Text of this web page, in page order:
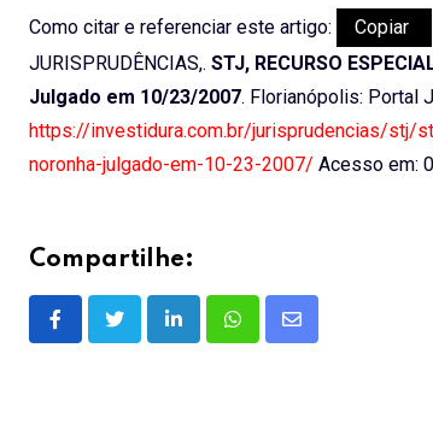
Como citar e referenciar este artigo:
Copiar
JURISPRUDÊNCIAS,. STJ, RECURSO
Julgado em 10/23/2007. Florianópolis: Portal
https://investidura.com.br/jurisprudencias/stj/
noronha-julgado-em-10-23-2007/ Acesso em:
Compartilhe:
LinkedInWhatsappShare